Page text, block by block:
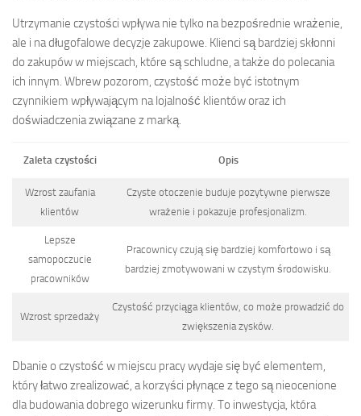
Utrzymanie czystości wpływa nie tylko na bezpośrednie wrażenie,
ale i na długofalowe decyzje zakupowe. Klienci są bardziej skłonni
do zakupów w miejscach, które są schludne, a także do polecania
ich innym. Wbrew pozorom, czystość może być istotnym
czynnikiem wpływającym na lojalność klientów oraz ich
doświadczenia związane z marką.
Zaleta czystości Opis
Wzrost zaufania
klientów
Czyste otoczenie buduje pozytywne pierwsze
wrażenie i pokazuje profesjonalizm.
Lepsze
samopoczucie
pracowników
Pracownicy czują się bardziej komfortowo i są
bardziej zmotywowani w czystym środowisku.
Wzrost sprzedaży
Czystość przyciąga klientów, co może prowadzić do
zwiększenia zysków.
Dbanie o czystość w miejscu pracy wydaje się być elementem,
który łatwo zrealizować, a korzyści płynące z tego są nieocenione
dla budowania dobrego wizerunku firmy. To inwestycja, która